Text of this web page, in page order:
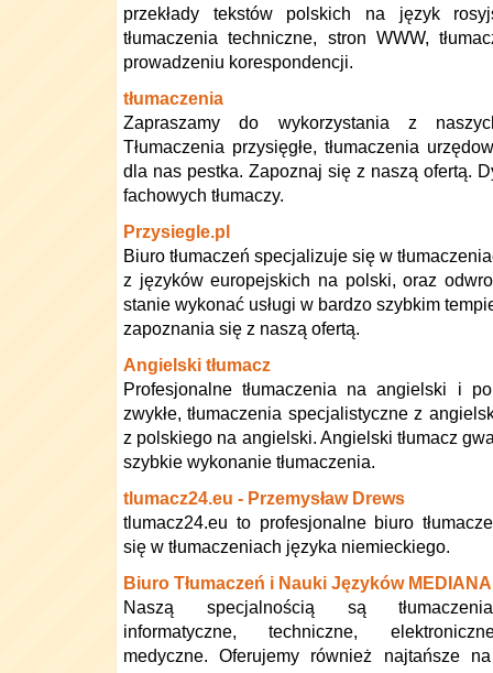
przekłady tekstów polskich na język
tłumaczenia techniczne, stron WWW,
prowadzeniu korespondencji.
tłumaczenia
Zapraszamy do wykorzystania z
Tłumaczenia przysięgłe, tłumaczenia
dla nas pestka. Zapoznaj się z naszą ofertą.
fachowych tłumaczy.
Przysiegle.pl
Biuro tłumaczeń specjalizuje się w
z języków europejskich na polski, oraz
stanie wykonać usługi w bardzo szybkim
zapoznania się z naszą ofertą.
Angielski tłumacz
Profesjonalne tłumaczenia na angielski i
zwykłe, tłumaczenia specjalistyczne z
z polskiego na angielski. Angielski tłumacz
szybkie wykonanie tłumaczenia.
tlumacz24.eu - Przemysław Drews
tlumacz24.eu to profesjonalne biuro
się w tłumaczeniach języka niemieckiego.
Biuro Tłumaczeń i Nauki Języków MEDIANA
Naszą specjalnością są
informatyczne, techniczne,
medyczne. Oferujemy również najtańsze